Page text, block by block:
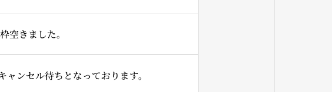
空きました。
ンセル待ちとなっております。